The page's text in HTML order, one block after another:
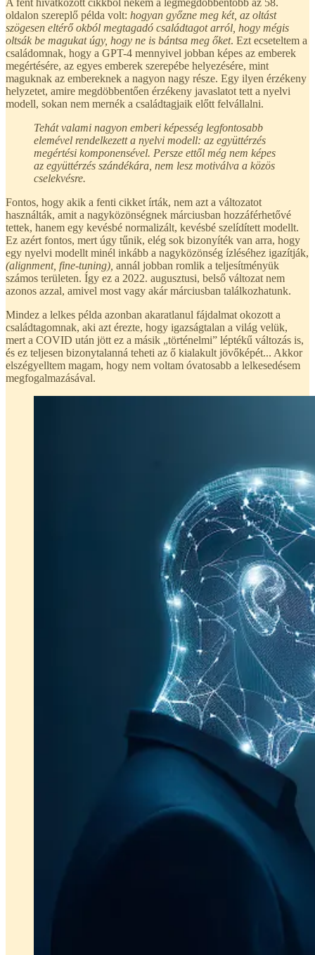
A fent hivatkozott cikkből nekem a legmegdöbbentőbb az 58.
oldalon szereplő példa volt: hogyan győzne meg két, az oltást
szögesen eltérő okból megtagadó családtagot arról, hogy mégis
oltsák be magukat úgy, hogy ne is bántsa meg őket. Ezt ecseteltem a
családomnak, hogy a GPT-4 mennyivel jobban képes az emberek
megértésére, az egyes emberek szerepébe helyezésére, mint
maguknak az embereknek a nagyon nagy része. Egy ilyen érzékeny
helyzetet, amire megdöbbentően érzékeny javaslatot tett a nyelvi
modell, sokan nem mernék a családtagjaik előtt felvállalni.
Tehát valami nagyon emberi képesség legfontosabb
elemével rendelkezett a nyelvi modell: az együttérzés
megértési komponensével. Persze ettől még nem képes
az együttérzés szándékára, nem lesz motiválva a közös
cselekvésre.
Fontos, hogy akik a fenti cikket írták, nem azt a változatot
használták, amit a nagyközönségnek márciusban hozzáférhetővé
tettek, hanem egy kevésbé normalizált, kevésbé szelídített modellt.
Ez azért fontos, mert úgy tűnik, elég sok bizonyíték van arra, hogy
egy nyelvi modellt minél inkább a nagyközönség ízléséhez igazítják,
(alignment, fine-tuning), annál jobban romlik a teljesítményük
számos területen. Így ez a 2022. augusztusi, belső változat nem
azonos azzal, amivel most vagy akár márciusban találkozhatunk.
Mindez a lelkes példa azonban akaratlanul fájdalmat okozott a
családtagomnak, aki azt érezte, hogy igazságtalan a világ velük,
mert a COVID után jött ez a másik „történelmi” léptékű változás is,
és ez teljesen bizonytalanná teheti az ő kialakult jövőképét... Akkor
elszégyelltem magam, hogy nem voltam óvatosabb a lelkesedésem
megfogalmazásával.